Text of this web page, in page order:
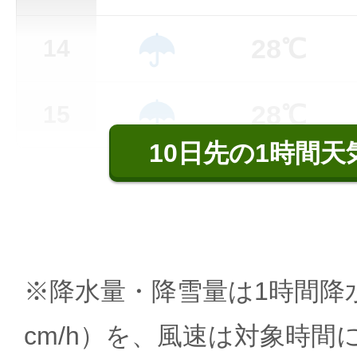
10日先の1時間天
※降水量・降雪量は1時間降
cm/h）を、風速は対象時間